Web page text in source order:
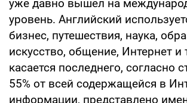
уже давно вышел на
уровень. Английский
бизнес, путешествия, наука,
искусство, общение, Интернет и
касается последнего, согласно
55% от всей содержащейся в
информации, представлено